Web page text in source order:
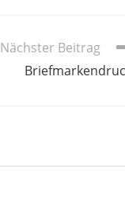
Nächster Beitrag